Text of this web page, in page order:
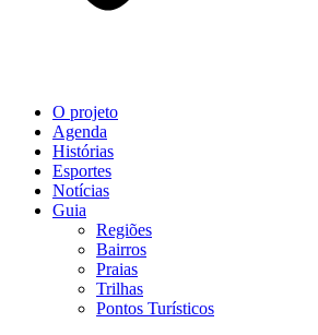
O projeto
Agenda
Histórias
Esportes
Notícias
Guia
Regiões
Bairros
Praias
Trilhas
Pontos Turísticos